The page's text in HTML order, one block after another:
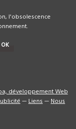
l'obsolescence
OK
développement Web
—Liens—Nous